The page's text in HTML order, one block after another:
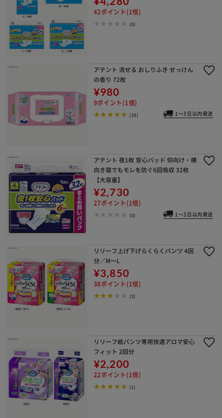
42ポイント(1倍)
(0)
アテント 流せる おしりふき せっけん
の香り 72枚
¥980
9ポイント(1倍)
(26) 1～3日以内発送
アテント 夜1枚 安心パッド 仰向け・横
向き寝でもモレを防ぐ6回吸収 32枚
【大容量】
¥2,730
27ポイント(1倍)
(0) 1～3日以内発送
リリーフ上げ下げらくらくパンツ 4回
分／M～L
¥3,850
38ポイント(1倍)
(3)
リリーフ紙パンツ専用快適アロマ安心
フィット 2回分
¥2,200
22ポイント(1倍)
(1)